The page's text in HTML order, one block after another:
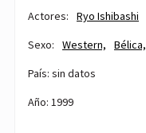
Actores:
Ryo Ishibashi
Sexo:
Western, Bélica,
País: sin datos
Año: 1999